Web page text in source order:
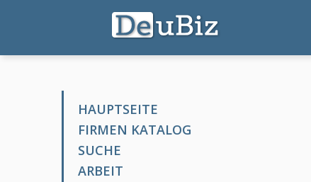
HAUPTSEITE
FIRMEN KATALOG
SUCHE
ARBEIT